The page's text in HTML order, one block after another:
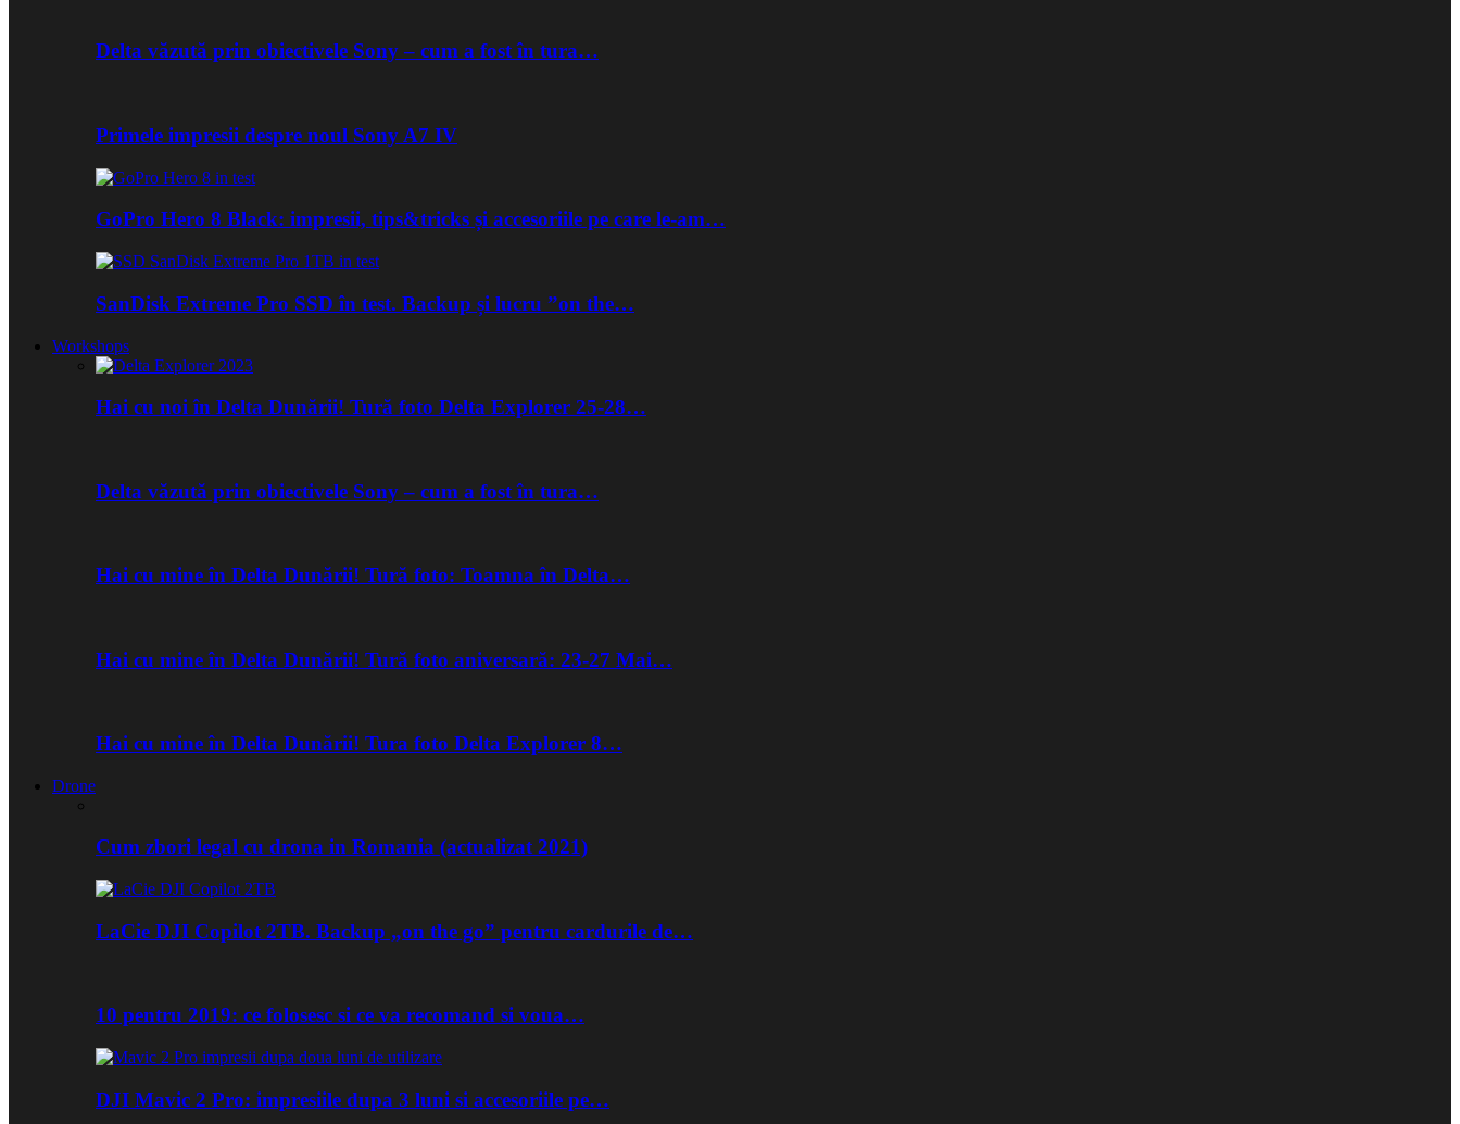
Delta văzută prin obiectivele Sony – cum a fost în tura…
Primele impresii despre noul Sony A7 IV
GoPro Hero 8 Black: impresii, tips&tricks și accesoriile pe care le-am…
SanDisk Extreme Pro SSD în test. Backup și lucru ”on the…
Workshops
Hai cu noi în Delta Dunării! Tură foto Delta Explorer 25-28…
Delta văzută prin obiectivele Sony – cum a fost în tura…
Hai cu mine în Delta Dunării! Tură foto: Toamna în Delta…
Hai cu mine în Delta Dunării! Tură foto aniversară: 23-27 Mai…
Hai cu mine în Delta Dunării! Tura foto Delta Explorer 8…
Drone
Cum zbori legal cu drona in Romania (actualizat 2021)
LaCie DJI Copilot 2TB. Backup „on the go” pentru cardurile de…
10 pentru 2019: ce folosesc si ce va recomand si voua…
DJI Mavic 2 Pro: impresiile dupa 3 luni si accesoriile pe…